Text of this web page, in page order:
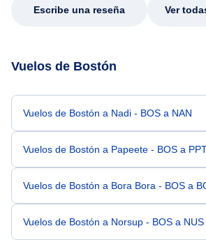
Escribe una reseña Ver
Vuelos de Bostón
Vuelos de Bostón a Nadi - BOS a NAN
Vuelos de Bostón a Papeete - BOS a
Vuelos de Bostón a Bora Bora - BOS a
Vuelos de Bostón a Norsup - BOS a NUS